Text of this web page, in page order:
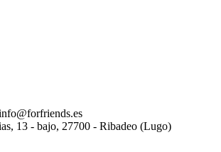
13 - bajo, 27700 - Ribadeo (Lugo)